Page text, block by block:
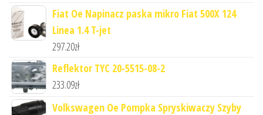
Fiat Oe Napinacz paska mikro Fiat 500X 124
Linea 1.4 T-jet
297.20zł
Reflektor TYC 20-5515-08-2
233.09zł
Volkswagen Oe Pompka Spryskiwaczy Szyby